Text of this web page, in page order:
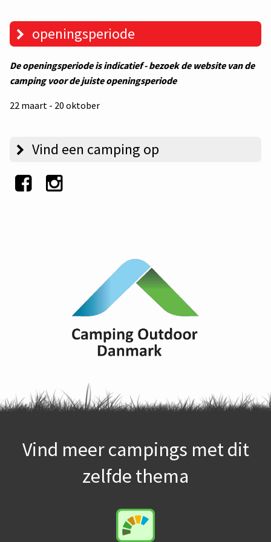
openingsperiode
De openingsperiode is indicatief - bezoek de website van de
camping voor de juiste openingsperiode
22 maart - 20 oktober
Vind een camping op
Vind meer campings met dit
zelfde thema